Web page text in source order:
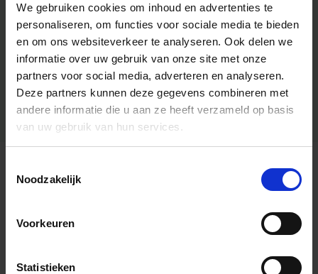
We gebruiken cookies om inhoud en advertenties te
personaliseren, om functies voor sociale media te bieden
en om ons websiteverkeer te analyseren. Ook delen we
informatie over uw gebruik van onze site met onze
partners voor social media, adverteren en analyseren.
Deze partners kunnen deze gegevens combineren met
andere informatie die u aan ze heeft verzameld op basis
van uw gebruik van hun services.
Noodzakelijk
Voorkeuren
Statistieken
Algemene informatie